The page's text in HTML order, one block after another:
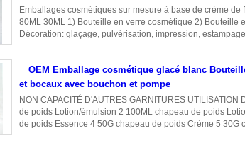
Emballages cosmétiques sur mesure à base de crème
80ML 30ML 1) Bouteille en verre cosmétique 2) Bouteille
Décoration: glaçage, pulvérisation, impression,
OEM Emballage cosmétique glacé blanc
et bocaux avec bouchon et pompe
NON CAPACITÉ D'AUTRES GARNITURES
de poids Lotion/émulsion 2 100ML chapeau de poids
de poids Essence 4 50G chapeau de poids Crème 5 30G